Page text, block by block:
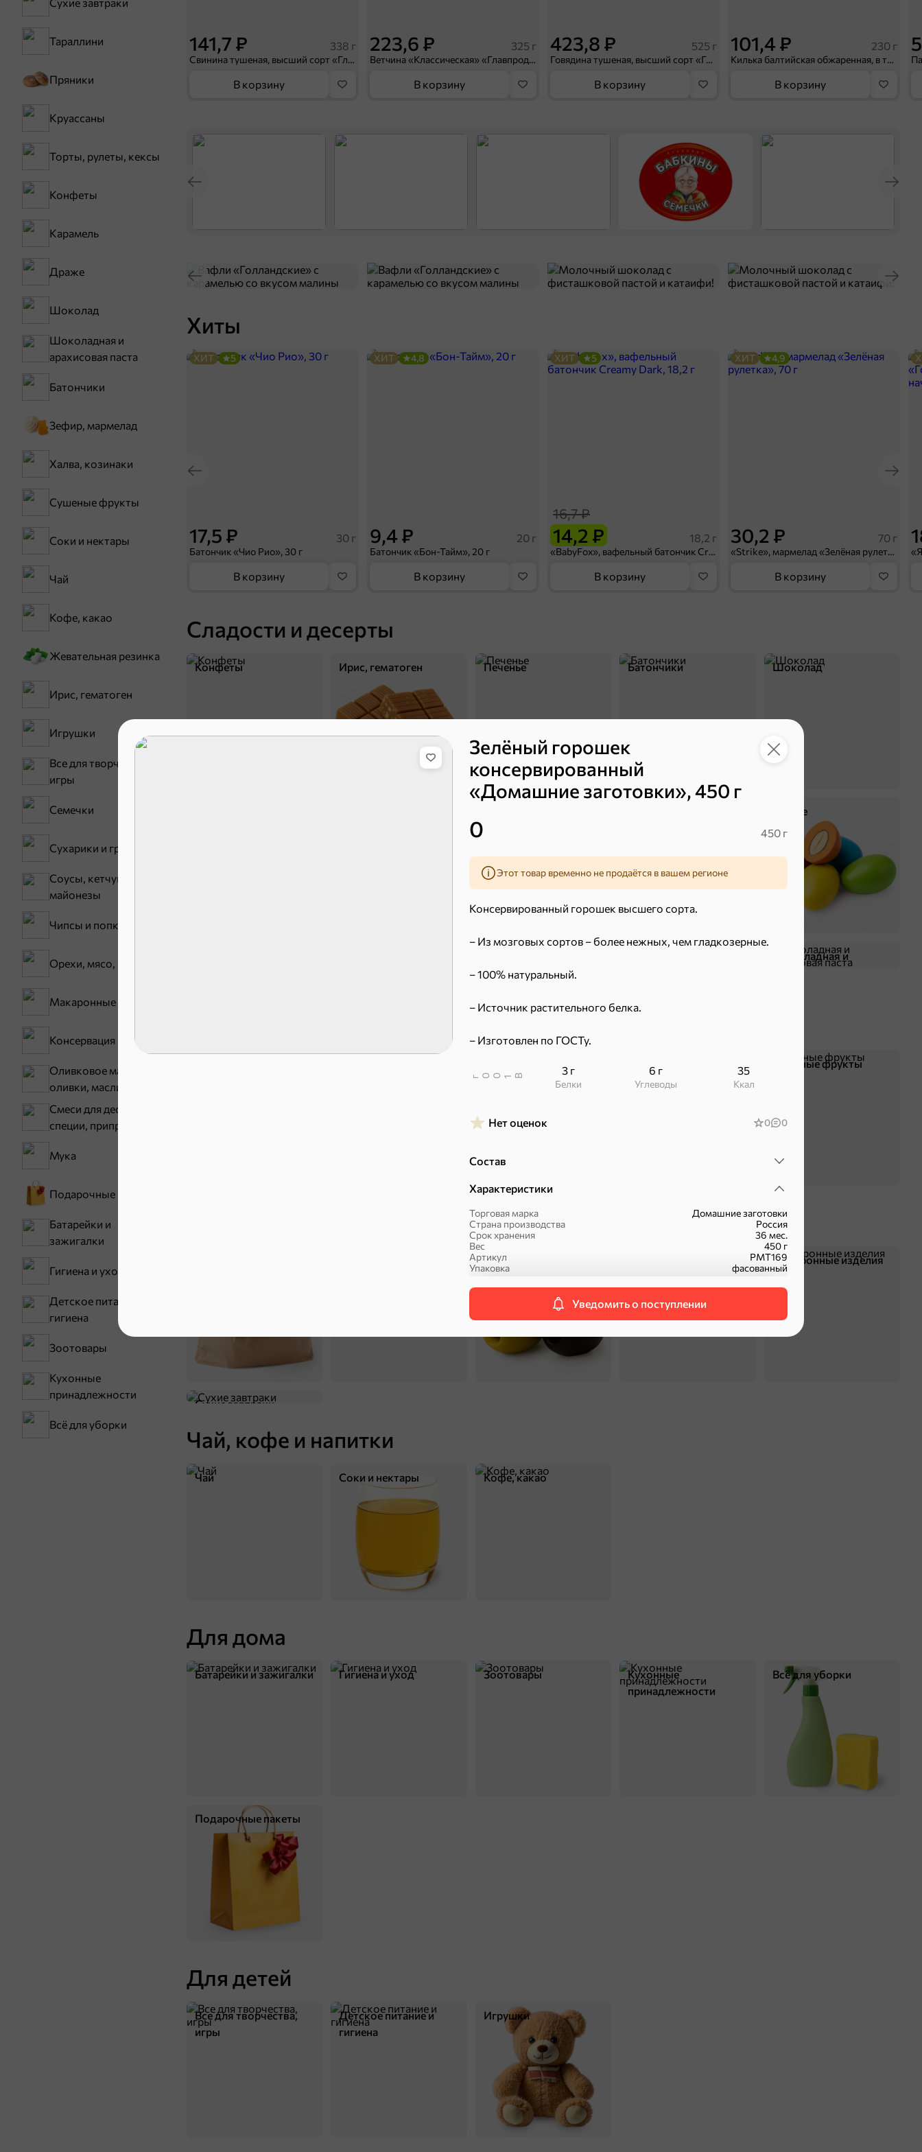
Зелёный горошек
консервированный
«Домашние заготовки», 450 г
0 450 г
Этот товар временно не продаётся в вашем регионе
Консервированный горошек высшего сорта.
– Из мозговых сортов – более нежных, чем гладкозерные.
– 100% натуральный.
– Источник растительного белка.
– Изготовлен по ГОСТу.
В
1 00
г
3 г
Белки
6 г
Углеводы
35
ккал
Нет оценок 0 0
Состав
Характеристики
Торговая марка
Домашние заготовки
Страна производства
Россия
Срок хранения
36 мес.
Вес
450 г
Артикул
РМТ169
Упаковка
фасованный
Поделиться
Уведомить о поступлении
Тараллини
Пряники
Круассаны
Торты, рулеты, кексы
Конфеты
Карамель
Драже
Шоколад
Шоколадная и
арахисовая паста
Батончики
Зефир, мармелад
Халва, козинаки
Сушеные фрукты
Соки и нектары
Чай
Кофе, какао
Жевательная резинка
Ирис, гематоген
Игрушки
Все для творчества,
игры
Семечки
Сухарики и гренки
Соусы, кетчупы,
майонезы
Чипсы и попкорн
Орехи, мясо, рыба
Макаронные изделия
Консервация
Оливковое масло,
оливки, маслины
Смеси для десертов,
специи, приправы
Мука
Подарочные пакеты
Батарейки и
зажигалки
Гигиена и уход
Детское питание и
гигиена
Зоотовары
Кухонные
принадлежности
Всё для уборки
141,7 ₽ 338 г
Свинина тушеная, высший сорт «Главпродукт», 338 г
В корзину
223,6 ₽ 325 г
Ветчина «Классическая» «Главпродукт», 325 г
В корзину
423,8 ₽ 525 г
Говядина тушеная, высший сорт «Главпродукт», 525 г
В корзину
101,4 ₽ 230 г
Килька балтийская обжаренная, в томатном соусе «Главпродукт», 230 г
В корзину
Хиты
17,5 ₽ 30 г
Батончик «Чио Рио», 30 г
ХИТ 5
В корзину
9,4 ₽ 20 г
Батончик «Бон-Тайм», 20 г
ХИТ 4,8
В корзину
16,7 ₽
14,2 ₽ 18,2 г
«BabyFox», вафельный батончик Creamy Dark, 18,2 г
ХИТ 5
В корзину
30,2 ₽ 70 г
«Strike», мармелад «Зелёная рулетка», 70 г
ХИТ 4,9
В корзину
Сладости и десерты
Конфеты Ирис, гематоген Печенье Батончики Шоколад
Драже
Шоколадная и
Сушеные фрукты
Оливковое масло,
оливки, маслины
Макаронные изделия
Сухие завтраки
Чай, кофе и напитки
Чай Соки и нектары Кофе, какао
Для дома
Батарейки и зажигалки Гигиена и уход Зоотовары
Кухонные
принадлежности
Всё для уборки
Подарочные пакеты
Для детей
Все для творчества,
игры
Детское питание и
гигиена
Игрушки